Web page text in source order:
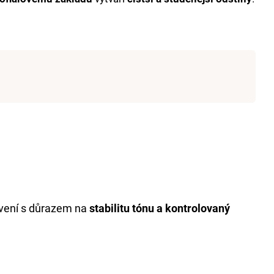
s důrazem na stabilitu tónu a kontrolovaný
6% 1000 ML